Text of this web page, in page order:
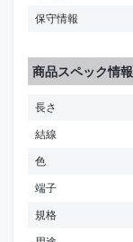
保守情報
商品スペック情報
長さ
結線
色
端子
規格